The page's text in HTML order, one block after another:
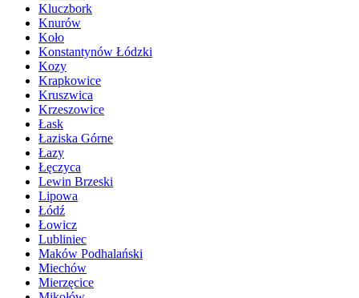
Kluczbork
Knurów
Koło
Konstantynów Łódzki
Kozy
Krapkowice
Kruszwica
Krzeszowice
Łask
Łaziska Górne
Łazy
Łęczyca
Lewin Brzeski
Lipowa
Łódź
Łowicz
Lubliniec
Maków Podhalański
Miechów
Mierzęcice